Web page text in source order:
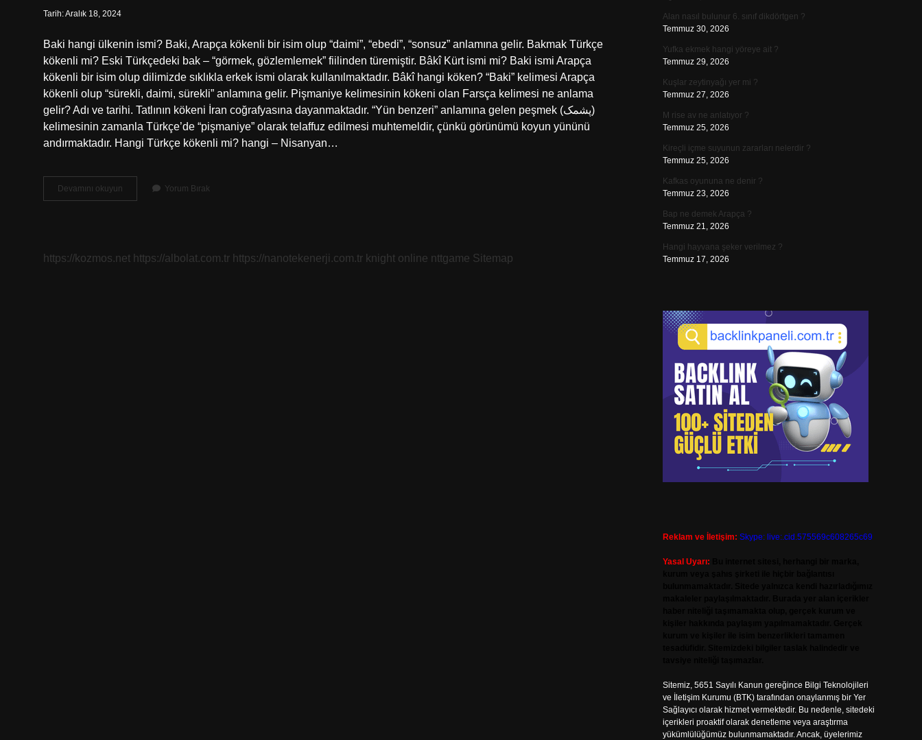
Tarih: Aralık 18, 2024
Baki hangi ülkenin ismi? Baki, Arapça kökenli bir isim olup “daimi”, “ebedi”, “sonsuz” anlamına gelir. Bakmak Türkçe
kökenli mi? Eski Türkçedeki bak – “görmek, gözlemlemek” fiilinden türemiştir. Bâkî Kürt ismi mi? Baki ismi Arapça
kökenli bir isim olup dilimizde sıklıkla erkek ismi olarak kullanılmaktadır. Bâkî hangi köken? “Baki” kelimesi Arapça
kökenli olup “sürekli, daimi, sürekli” anlamına gelir. Pişmaniye kelimesinin kökeni olan Farsça kelimesi ne anlama
gelir? Adı ve tarihi. Tatlının kökeni İran coğrafyasına dayanmaktadır. “Yün benzeri” anlamına gelen peşmek (پشمک)
kelimesinin zamanla Türkçe’de “pişmaniye” olarak telaffuz edilmesi muhtemeldir, çünkü görünümü koyun yününü
andırmaktadır. Hangi Türkçe kökenli mi? hangi – Nisanyan…
Devamını okuyun
Hangi
Yorum Bırak
https://kozmos.net https://albolat.com.tr https://nanotekenerji.com.tr knight online nttgame Sitemap
Alan nasıl bulunur 6. sınıf dikdörtgen ?
Temmuz 30, 2026
Yufka ekmek hangi yöreye ait ?
Temmuz 29, 2026
Kuşlar zeytinyağı yer mi ?
Temmuz 27, 2026
M rise av ne anlatıyor ?
Temmuz 25, 2026
Kireçli içme suyunun zararları nelerdir ?
Temmuz 25, 2026
Kafkas oyununa ne denir ?
Temmuz 23, 2026
Bap ne demek Arapça ?
Temmuz 21, 2026
Hangi hayvana şeker verilmez ?
Temmuz 17, 2026
Reklam ve İletişim: Skype: live:.cid.575569c608265c69
Yasal Uyarı:
Sitemiz, 5651 Sayılı Kanun gereğince Bilgi Teknolojileri
ve İletişim Kurumu (BTK) tarafından onaylanmış bir Yer
Sağlayıcı olarak hizmet vermektedir. Bu nedenle, sitedeki
içerikleri proaktif olarak denetleme veya araştırma
yükümlülüğümüz bulunmamaktadır. Ancak, üyelerimiz